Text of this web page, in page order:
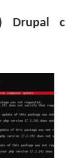
Drupal с